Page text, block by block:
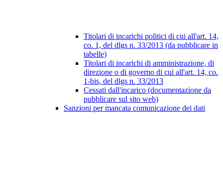
Titolari di incarichi politici di cui all'art. 14,
co. 1, del dlgs n. 33/2013 (da pubblicare in
tabelle)
Titolari di incarichi di amministrazione, di
direzione o di governo di cui all'art. 14, co.
1-bis, del dlgs n. 33/2013
Cessati dall'incarico (documentazione da
pubblicare sul sito web)
Sanzioni per mancata comunicazione dei dati